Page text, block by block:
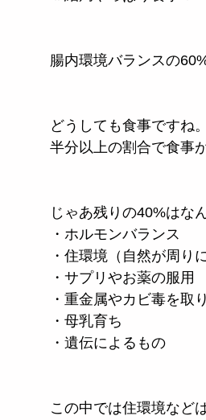
腸内環境バランスの
どうしても食事ですね。
半分以上の割合で食事
じゃあ残りの40%はな
・ホルモンバランス
・住環境（自然が周り
・サプリやお薬の服用
・重金属やカビ毒を取
・母乳育ち
・遺伝によるもの
この中では住環境など